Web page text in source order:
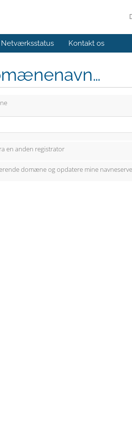
Netværksstatus Kontakt os
en anden registrator
domæne og opdatere mine